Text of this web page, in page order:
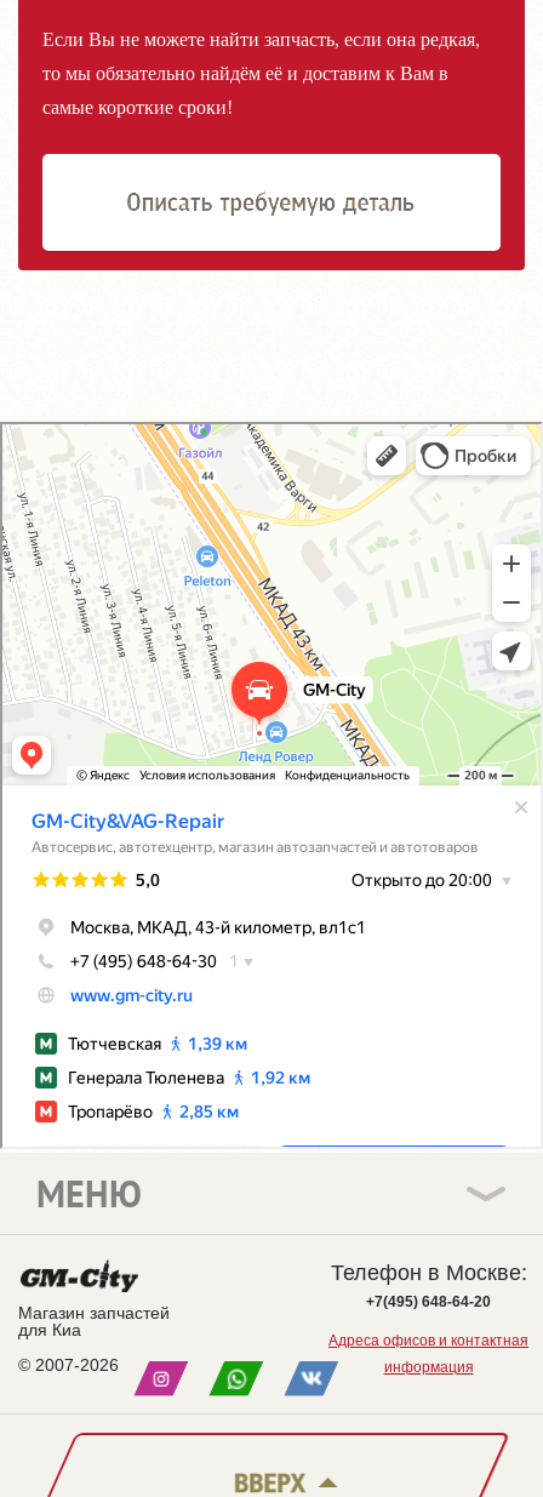
Если Вы не можете найти запчасть, если она редкая,
то мы обязательно найдём её и доставим к Вам в
самые короткие сроки!
GM-City&VAG-Repair
Автосервис, автотехцентр в Москве
Магазин автозапчастей и автотоваров в Москве
Магазин запчастей
для Киа
© 2007-2026
МЕНЮ
Телефон в Москве:
+7(495) 648-64-20
Адреса офисов и контактная
информация